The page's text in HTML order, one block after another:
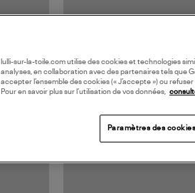
lulli-sur-la-toile.com utilise des cookies et technologies
analyses, en collaboration avec des partenaires tels que
accepter l’ensemble des cookies (« J’accepte ») ou
Pour en savoir plus sur l’utilisation de vos données,
Paramètres des